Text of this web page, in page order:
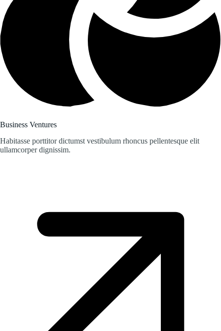
Business Ventures
Habitasse porttitor dictumst vestibulum rhoncus pellentesque elit
ullamcorper dignissim.